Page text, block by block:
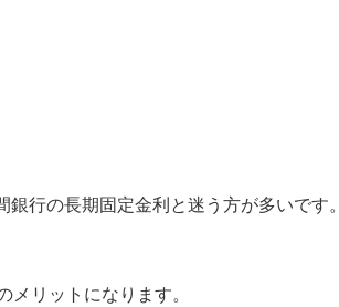
行の長期固定金利と迷う方が多いです。
メリットになります。